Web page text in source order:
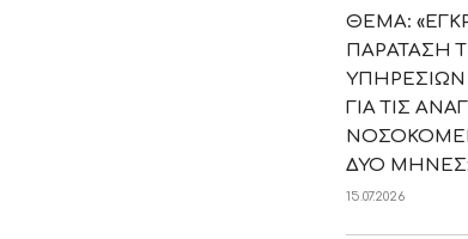
ΘΕΜΑ:
ΠΑΡΑΤΑΣΗ
ΓΙΑ ΤΙΣ
ΔΥΟ
15.07.2026